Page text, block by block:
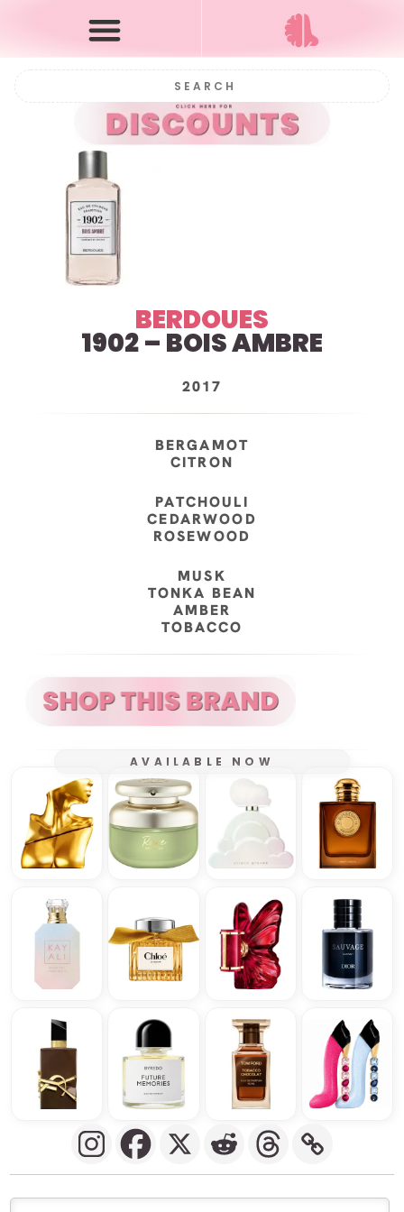
BERDOUES
1902 – BOIS AMBRE
2017
BERGAMOT
CITRON
PATCHOULI
CEDARWOOD
ROSEWOOD
MUSK
TONKA BEAN
AMBER
TOBACCO
AVAILABLE NOW